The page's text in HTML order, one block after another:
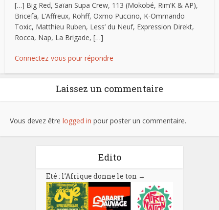
[…] Big Red, Saïan Supa Crew, 113 (Mokobé, Rim’K & AP),
Bricefa, L’Affreux, Rohff, Oxmo Puccino, K-Ommando
Toxic, Matthieu Ruben, Less’ du Neuf, Expression Direkt,
Rocca, Nap, La Brigade, […]
Connectez-vous pour répondre
Laissez un commentaire
Vous devez être logged in pour poster un commentaire.
Edito
Eté : l’Afrique donne le ton →